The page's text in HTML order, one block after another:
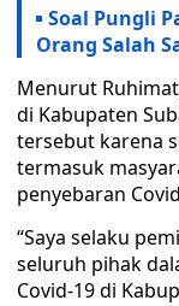
Soal Pungli
Orang Salah
Menurut
di Kabupaten
tersebut karena
termasuk
penyebaran
“Saya selaku
seluruh pihak
Covid-19 di